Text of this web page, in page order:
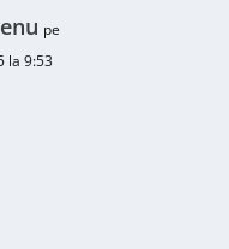
pe
la 9:53